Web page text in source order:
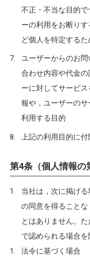
不正・不当な目的
ーの利用をお断り
ど個人を特定する
ユーザーからのお
合わせ内容や代金
ーに対してサービ
報や，ユーザーの
利用する目的
上記の利用目的に
第4条（個人情報の
当社は，次に掲げ
の同意を得ること
とはありません。
で認められる場合を
法令に基づく場合